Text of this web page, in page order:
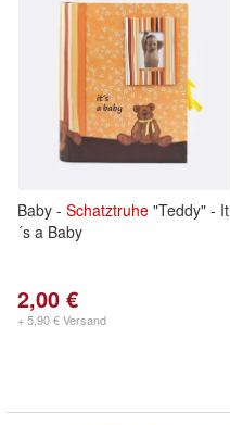
Baby - Schatztruhe "Teddy" - It
´s a Baby
2,00 €
+ 5,90 € Versand